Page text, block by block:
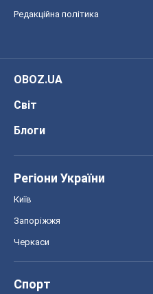
Редакційна політика
OBOZ.UA
Світ
Блоги
Регіони України
Київ
Запоріжжя
Черкаси
Спорт